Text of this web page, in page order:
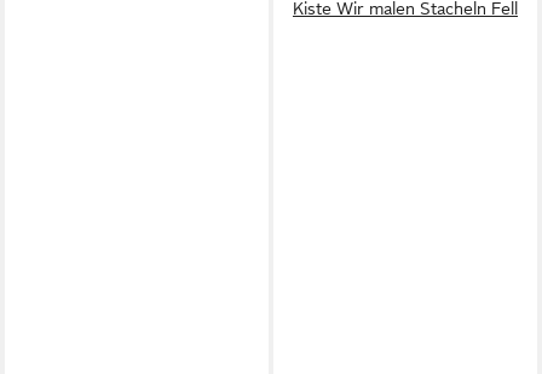
Kiste Wir malen Stacheln Fell